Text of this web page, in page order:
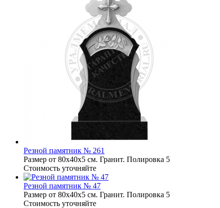
Резной памятник № 261
Размер от 80х40х5 см. Гранит. Полировка 5
Стоимость уточняйте
Резной памятник № 47
Размер от 80х40х5 см. Гранит. Полировка 5
Стоимость уточняйте